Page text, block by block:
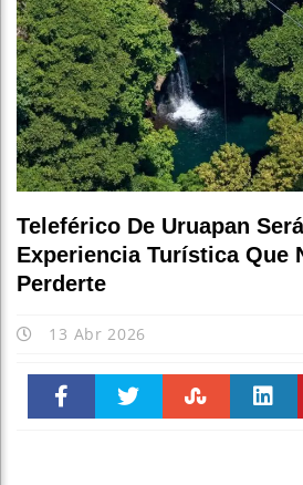
Teleférico De Uruapan
Experiencia Turística Que
Perderte
13 Abr 2026